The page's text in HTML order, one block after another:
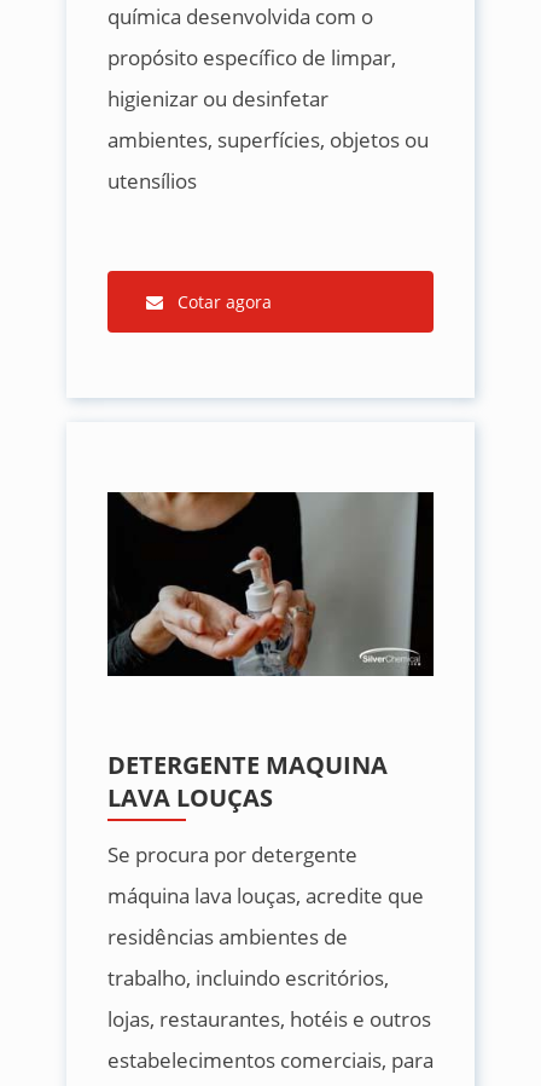
química desenvolvida com o
propósito específico de limpar,
higienizar ou desinfetar
ambientes, superfícies, objetos ou
utensílios
Cotar agora
DETERGENTE MAQUINA
LAVA LOUÇAS
Se procura por detergente
máquina lava louças, acredite que
residências ambientes de
trabalho, incluindo escritórios,
lojas, restaurantes, hotéis e outros
estabelecimentos comerciais, para